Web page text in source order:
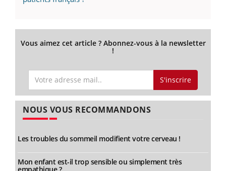
Vous aimez cet article ? Abonnez-vous à la newsletter
!
S'inscrire
NOUS VOUS RECOMMANDONS
Les troubles du sommeil modifient votre cerveau !
Mon enfant est-il trop sensible ou simplement très
empathique ?